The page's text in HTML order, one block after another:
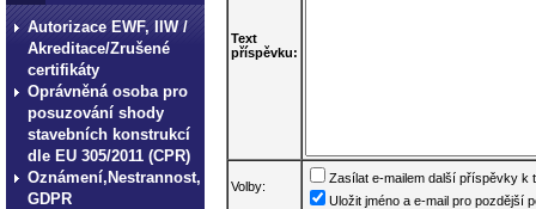
Autorizace EWF, IIW /
Akreditace/Zrušené
certifikáty
Oprávněná osoba pro
posuzování shody
stavebních konstrukcí
dle EU 305/2011 (CPR)
Oznámení,Nestrannost,
GDPR
Text
příspěvku:
Volby:
Zasílat e-mailem další příspěvky k
Uložit jméno a e-mail pro pozdější